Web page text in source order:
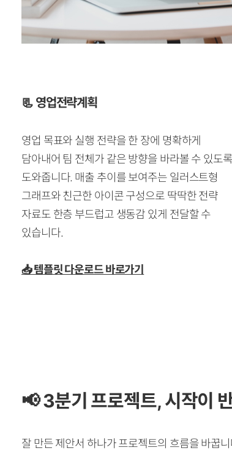
📃 영업전략계획
영업 목표와 실행 전략을 한 장에 명확하게
담아내어 팀 전체가 같은 방향을 바라볼 수 있도록
도와줍니다. 매출 추이를 보여주는 일러스트형
그래프와 친근한 아이콘 구성으로 딱딱한 전략
자료도 한층 부드럽고 생동감 있게 전달할 수
있습니다.
📥 템플릿 다운로드 바로가기
📢3분기 프로젝트, 시작이
잘 만든 제안서 하나가 프로젝트의 흐름을 바꿉